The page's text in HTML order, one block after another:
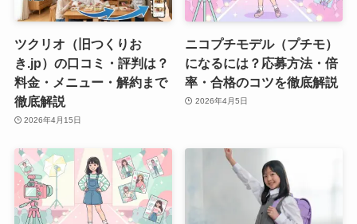
ツクリオ（旧つくりお
き.jp）の口コミ・評判は？
料金・メニュー・解約まで
徹底解説
2026年4月15日
ニコプチモデル（プチモ）
になるには？応募方法・倍
率・合格のコツを徹底解説
2026年4月5日